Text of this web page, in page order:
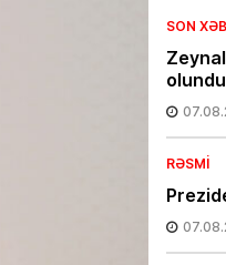
SON
olundu
RƏSMI